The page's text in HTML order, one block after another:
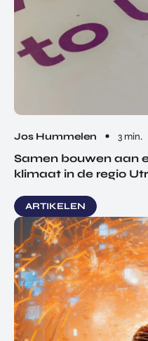
Jos Hummelen 3 min.
Samen bouwen aan
klimaat in de regio
ARTIKELEN